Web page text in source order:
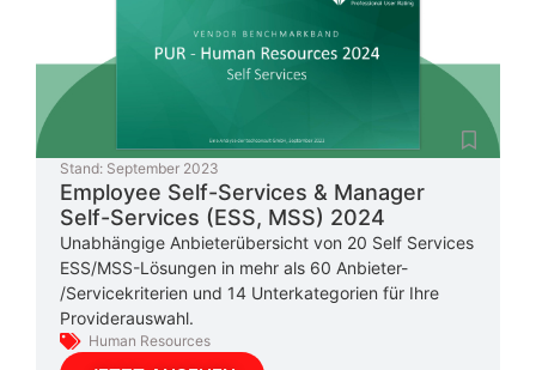
Stand: September 2023
Employee Self-Services & Manager
Self-Services (ESS, MSS) 2024
Unabhängige Anbieterübersicht von 20 Self Services
ESS/MSS-Lösungen in mehr als 60 Anbieter-
/Servicekriterien und 14 Unterkategorien für Ihre
Providerauswahl.
Human Resources